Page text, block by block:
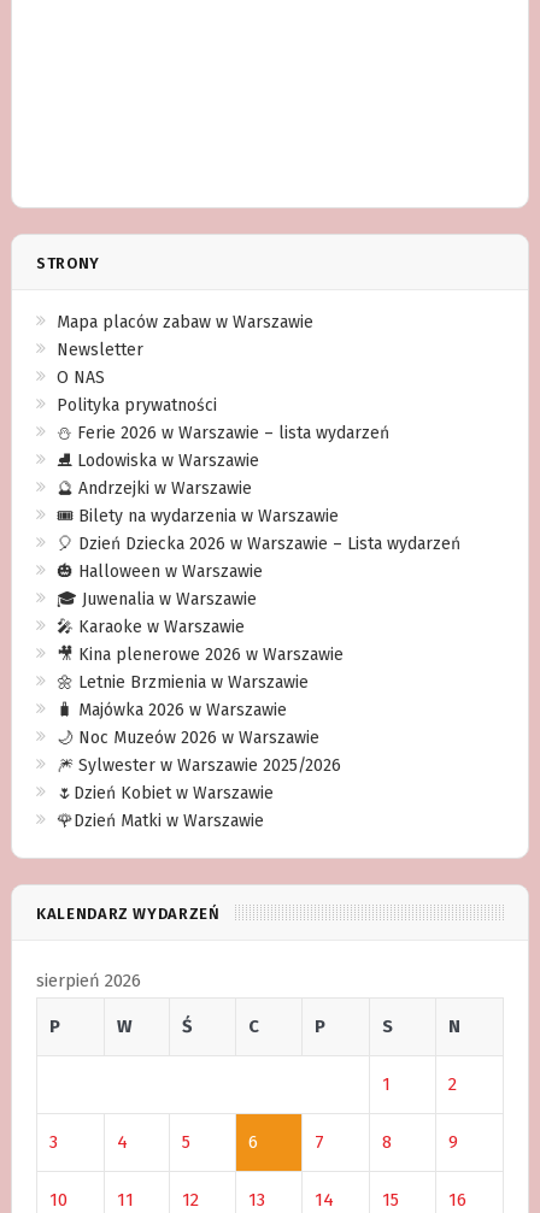
STRONY
Mapa placów zabaw w Warszawie
Newsletter
O NAS
Polityka prywatności
⛄️ Ferie 2026 w Warszawie – lista wydarzeń
⛸ Lodowiska w Warszawie
🔮 Andrzejki w Warszawie
🎟️ Bilety na wydarzenia w Warszawie
🎈 Dzień Dziecka 2026 w Warszawie – Lista wydarzeń
🎃 Halloween w Warszawie
🎓 Juwenalia w Warszawie
🎤 Karaoke w Warszawie
🎥 Kina plenerowe 2026 w Warszawie
🌼 Letnie Brzmienia w Warszawie
🧳 Majówka 2026 w Warszawie
🌙 Noc Muzeów 2026 w Warszawie
🎆 Sylwester w Warszawie 2025/2026
🌷Dzień Kobiet w Warszawie
🌹Dzień Matki w Warszawie
KALENDARZ WYDARZEŃ
sierpień 2026
P W Ś C P S N
1 2
3 4 5 6 7 8 9
10 11 12 13 14 15 16